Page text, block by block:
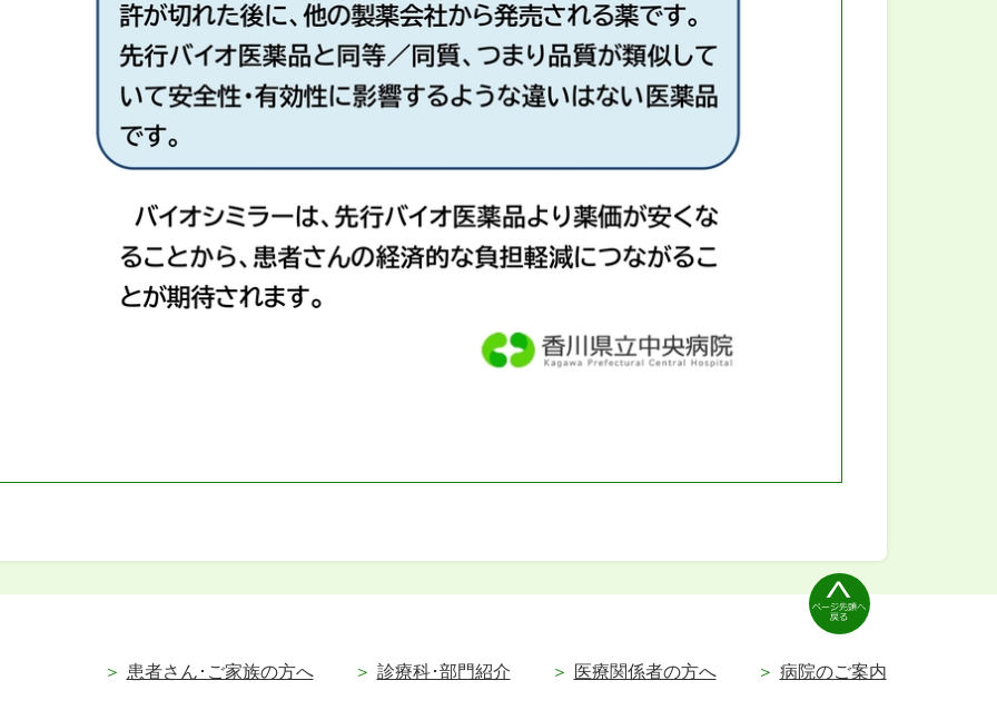
患者さん･ご家族の方へ 診療科･部門紹介 医療関係者の方へ 病院のご案内